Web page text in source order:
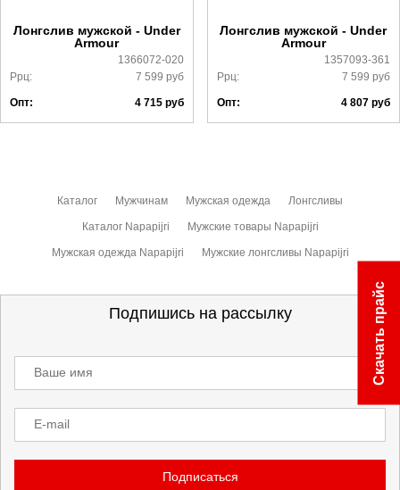
Лонгслив мужской - Under
Armour
1366072-020
Ррц:
7 599 руб
Опт: 4 715руб
Лонгслив мужской - Under
Armour
1357093-361
Ррц:
7 599 руб
Опт: 4 807 руб
Каталог Мужчинам Мужская одежда Лонгсливы
Каталог Napapijri Мужские товары Napapijri
Мужская одежда Napapijri Мужские лонгсливы Napapijri
Подпишись на рассылку
Ваше имя
E-mail
Подписаться
Скачать прайс